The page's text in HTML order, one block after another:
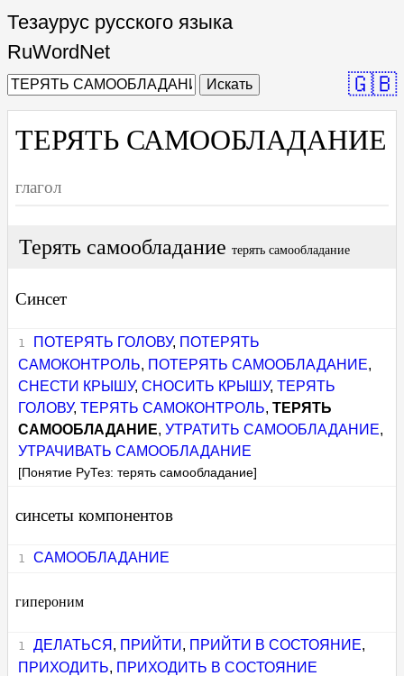
Тезаурус русского языка
RuWordNet
Искать 🇬🇧
ТЕРЯТЬ САМООБЛАДАНИЕ
глагол
Терять самообладание терять самообладание
Синсет
ПОТЕРЯТЬ ГОЛОВУ, ПОТЕРЯТЬ
САМОКОНТРОЛЬ, ПОТЕРЯТЬ САМООБЛАДАНИЕ,
СНЕСТИ КРЫШУ,СНОСИТЬ КРЫШУ,ТЕРЯТЬ
ГОЛОВУ,ТЕРЯТЬ САМОКОНТРОЛЬ,ТЕРЯТЬ
САМООБЛАДАНИЕ,УТРАТИТЬ САМООБЛАДАНИЕ,
УТРАЧИВАТЬ САМООБЛАДАНИЕ
[Понятие РуТез: терять самообладание]
синсеты компонентов
САМООБЛАДАНИЕ
гипероним
ДЕЛАТЬСЯ , ПРИЙТИ , ПРИЙТИ В СОСТОЯНИЕ,
ПРИХОДИТЬ, ПРИХОДИТЬ В СОСТОЯНИЕ